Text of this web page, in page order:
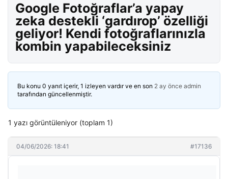
Google Fotoğraflar’a yapay
zeka destekli ‘gardırop’ özelliği
geliyor! Kendi fotoğraflarınızla
kombin yapabileceksiniz
Bu konu 0 yanıt içerir, 1 izleyen vardır ve en son 2 ay önce admin
tarafından güncellenmiştir.
1 yazı görüntüleniyor (toplam 1)
04/06/2026: 18:41 #17136